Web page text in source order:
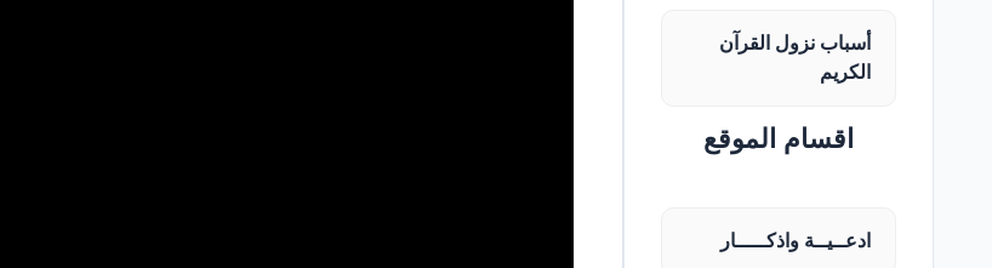
أسباب نزول القرآن
الكريم
اقسام الموقع
ادعــيــة واذكـــــار